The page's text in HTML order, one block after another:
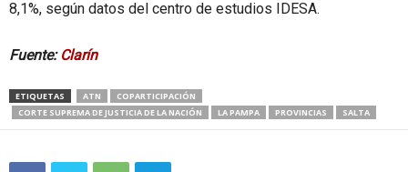
8,1%, según datos del centro de estudios IDESA.
Fuente: Clarín
ETIQUETAS ATN
COPARTICIPACIÓN
CORTE SUPREMA DE JUSTICIA DE LA NACIÓN
LA PAMPA PROVINCIAS SALTA